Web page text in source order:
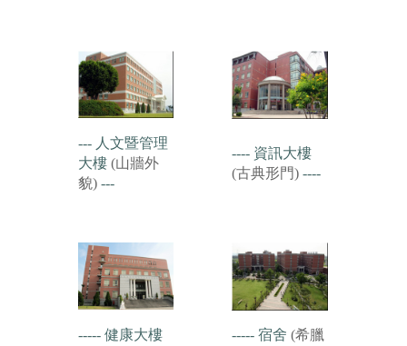
--- 人文暨管理
大樓 (山牆外
貌) ---
---- 資訊大樓
(古典形門) ----
----- 健康大樓
----- 宿舍 (希臘